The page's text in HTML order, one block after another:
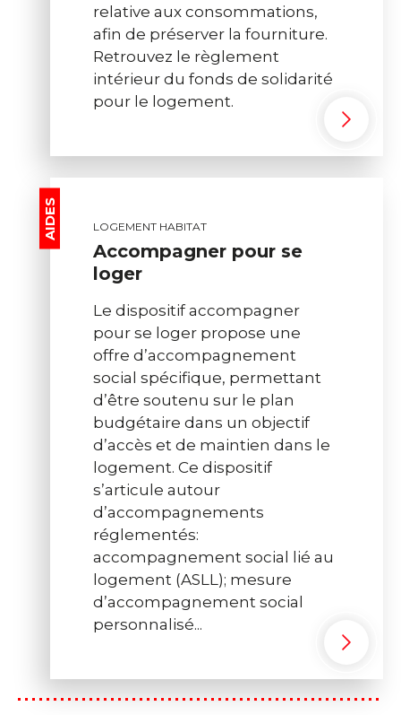
relative aux consommations,
afin de préserver la fourniture.
Retrouvez le règlement
intérieur du fonds de solidarité
pour le logement.
LOGEMENT HABITAT
Accompagner pour se
loger
Le dispositif accompagner
pour se loger propose une
offre d’accompagnement
social spécifique, permettant
d’être soutenu sur le plan
budgétaire dans un objectif
d’accès et de maintien dans le
logement. Ce dispositif
s’articule autour
d’accompagnements
réglementés:
accompagnement social lié au
logement (ASLL); mesure
d’accompagnement social
personnalisé...
AIDES